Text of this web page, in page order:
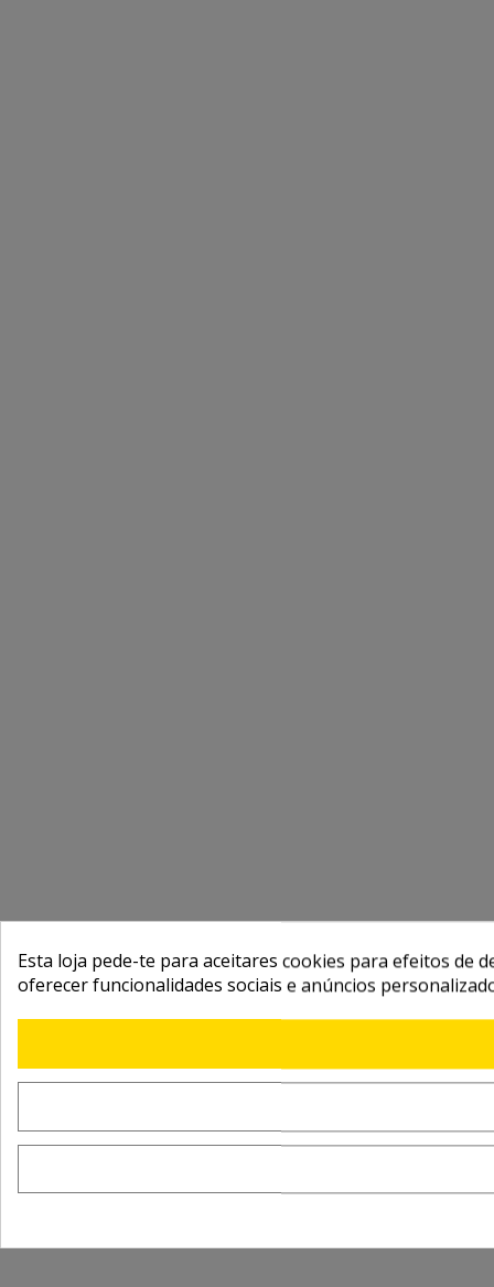
Esta loja pede-te para aceitares cookies para efeitos de
oferecer funcionalidades sociais e anúncios